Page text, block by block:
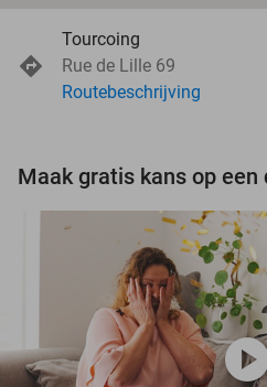
Tourcoing
Rue de Lille 69
Routebeschrijving